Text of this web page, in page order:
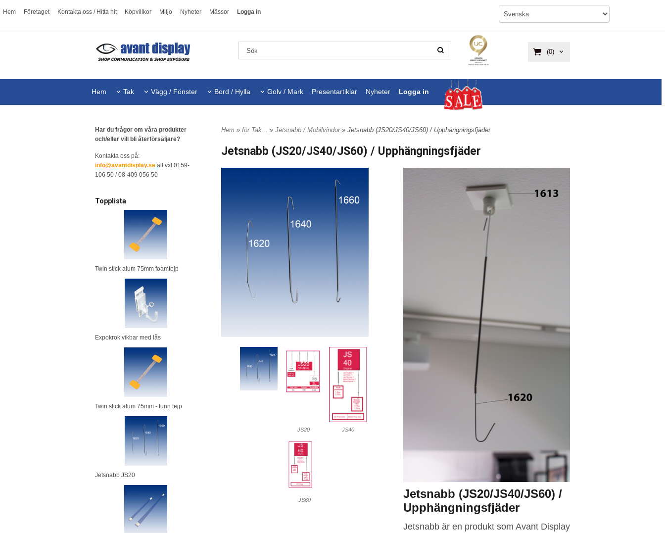
Hem Företaget Kontakta oss / Hitta hit Köpvillkor Miljö Nyheter Mässor Logga in
(0)
Hem Tak Vägg / Fönster Bord / Hylla Golv / Mark Presentartiklar Nyheter Logga in
Har du frågor om våra produkter
och/eller vill bli återförsäljare?
Kontakta oss på:
info@avantdisplay.se alt vxl 0159-
106 50 / 08-409 056 50
Topplista
Twin stick alum 75mm foamtejp
Expokrok vikbar med lås
Twin stick alum 75mm - tunn tejp
Jetsnabb JS20
Hem » för Tak... » Jetsnabb / Mobilvindor » Jetsnabb (JS20/JS40/JS60) / Upphängningsfjäder
Jetsnabb (JS20/JS40/JS60) / Upphängningsfjäder
JS20 JS40
JS60
Jetsnabb (JS20/JS40/JS60) /
Upphängningsfjäder
Jetsnabb är en produkt som Avant Display